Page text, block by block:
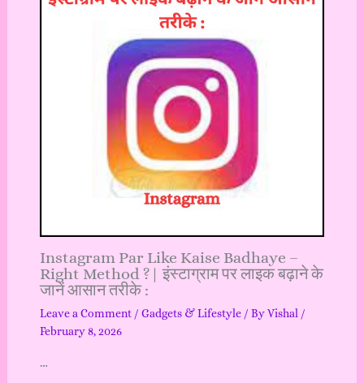
Instagram Par Like Kaise Badhaye –
Right Method ?| इंस्टाग्राम पर लाइक बढ़ाने के
जानें आसान तरीके :
Leave a Comment / Gadgets & Lifestyle/ ByVishal /
February 8, 2026
…